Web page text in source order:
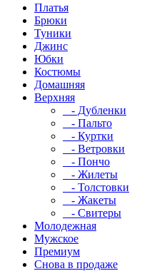
Платья
Брюки
Туники
Джинс
Юбки
Костюмы
Домашняя
Верхняя
- Дубленки
- Пальто
- Куртки
- Ветровки
- Пончо
- Жилеты
- Толстовки
- Жакеты
- Свитеры
Молодежная
Мужское
Премиум
Снова в продаже